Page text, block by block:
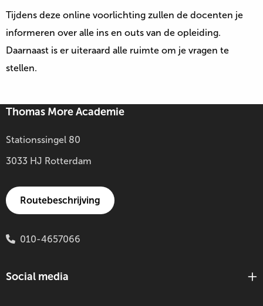
Tijdens deze online voorlichting zullen de docenten je
informeren over alle ins en outs van de opleiding.
Daarnaast is er uiteraard alle ruimte om je vragen te
stellen.
Thomas More Academie
Stationssingel 80
3033 HJ Rotterdam
Routebeschrijving
010-4657066
Social media